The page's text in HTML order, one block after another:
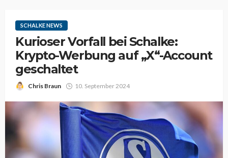
SCHALKE NEWS
Kurioser Vorfall bei Schalke:
Krypto-Werbung auf „X“-Account
geschaltet
Chris Braun 10. September 2024